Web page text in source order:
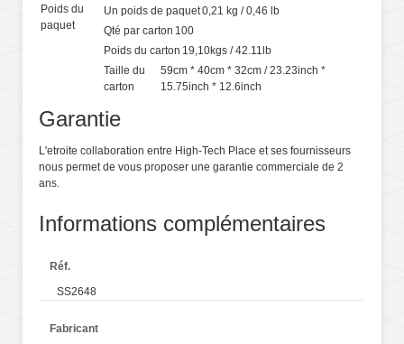
Poids du
paquet
Un poids de paquet0,21 kg / 0,46 lb
Qté par carton 100
Poids du carton 19,10kgs / 42.11lb
Taille du
carton
59cm * 40cm * 32cm / 23.23inch *
15.75inch * 12.6inch
Garantie
L'etroite collaboration entre High-Tech Place et ses fournisseurs
nous permet de vous proposer une garantie commerciale de 2
ans.
Informations complémentaires
Réf.
SS2648
Fabricant